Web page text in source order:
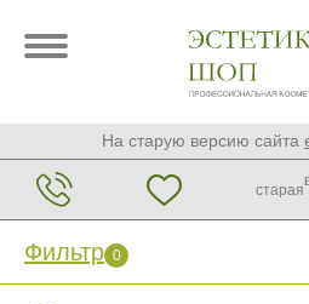
На старую версию сайта
старая
Фильтр 0
Фильтр 0